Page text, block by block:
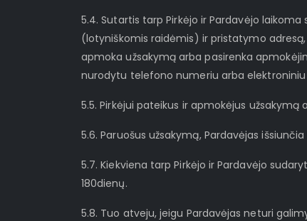
5.4. Sutartis tarp Pirkėjo ir Pardavėjo
(lotyniškomis raidėmis) ir pristatymo adresą,
apmoka užsakymą arba pasirenka
nurodytu telefono numeriu arba
5.5. Pirkėjui pateikus ir apmokėjus
5.6. Paruošus užsakymą, Pardavėjas
5.7. Kiekviena tarp Pirkėjo ir Pardavėjo
180dienų.
5.8. Tuo atveju, jeigu Pardavėjas neturi